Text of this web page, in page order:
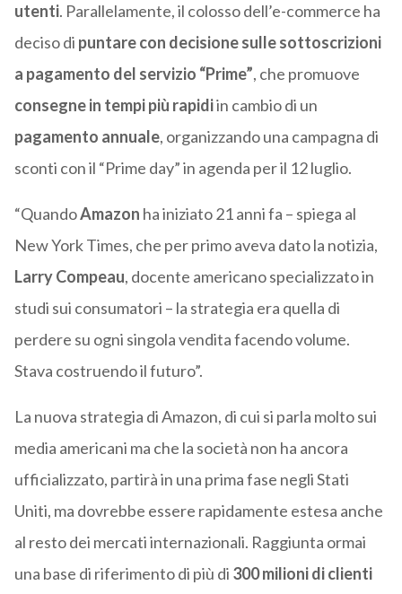
utenti. Parallelamente, il colosso dell’e-commerce ha
deciso di puntare con decisione sulle sottoscrizioni
a pagamento del servizio “Prime”, che promuove
consegne in tempi più rapidiin cambio di un
pagamento annuale, organizzando una campagna di
sconti con il “Prime day” in agenda per il 12 luglio.
“QuandoAmazon ha iniziato 21 anni fa – spiega al
New York Times, che per primo aveva dato la notizia,
Larry Compeau, docente americano specializzato in
studi sui consumatori – la strategia era quella di
perdere su ogni singola vendita facendo volume.
Stava costruendo il futuro”.
La nuova strategia di Amazon, di cui si parla molto sui
media americani ma che la società non ha ancora
ufficializzato, partirà in una prima fase negli Stati
Uniti, ma dovrebbe essere rapidamente estesa anche
al resto dei mercati internazionali. Raggiunta ormai
una base di riferimento di più di 300 milioni di clienti